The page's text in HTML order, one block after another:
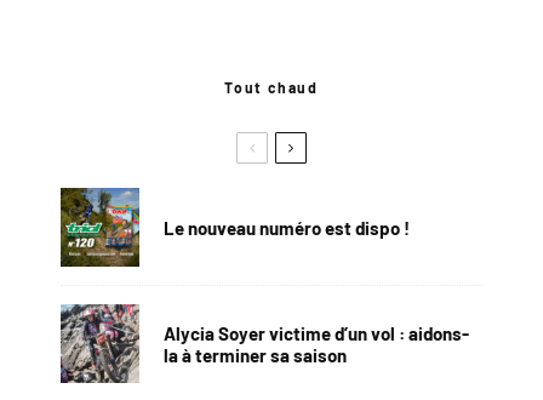
Tout chaud
Le nouveau numéro est dispo !
Alycia Soyer victime d’un vol : aidons-
la à terminer sa saison